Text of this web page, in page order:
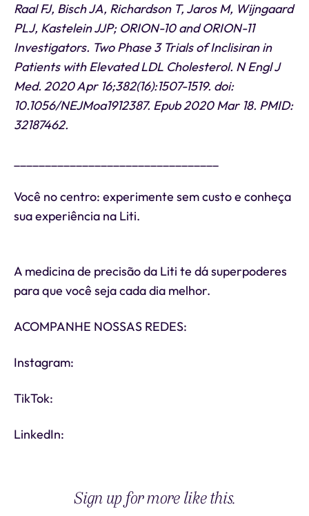
Raal FJ, Bisch JA, Richardson T, Jaros M, Wijngaard
PLJ, Kastelein JJP; ORION-10 and ORION-11
Investigators. Two Phase 3 Trials of Inclisiran in
Patients with Elevated LDL Cholesterol. N Engl J
Med. 2020 Apr 16;382(16):1507-1519. doi:
10.1056/NEJMoa1912387. Epub 2020 Mar 18. PMID:
32187462.
Você no centro: experimente sem custo e conheça
sua experiência na Liti.
A medicina de precisão da Liti te dá superpoderes
para que você seja cada dia melhor.
ACOMPANHE NOSSAS REDES:
Instagram:
TikTok:
LinkedIn:
Sign up for more like this.